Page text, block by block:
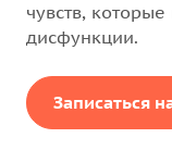
чувств,
дисфункции.
Записаться